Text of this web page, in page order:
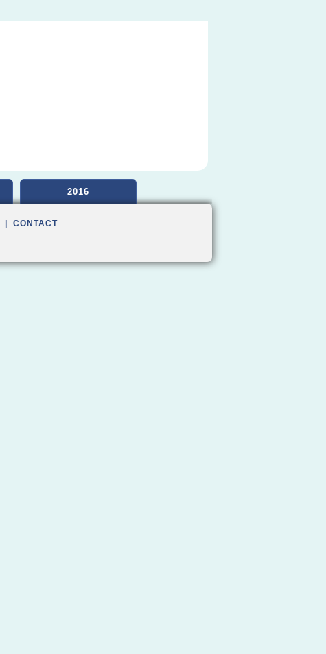
2016
CONTACT